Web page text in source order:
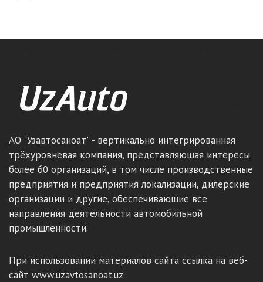
АО "Узавтосаноат" - вертикально интегрированная
трёхуровневая компания, представляющая интересы
более 60 организаций, в том числе производственные
предприятия и предприятия локализации, дилерские
организации и другие, обеспечивающие все
направления деятельности автомобильной
промышленности.
При использовании материалов сайта ссылка на веб-
сайт www.uzavtosanoat.uz